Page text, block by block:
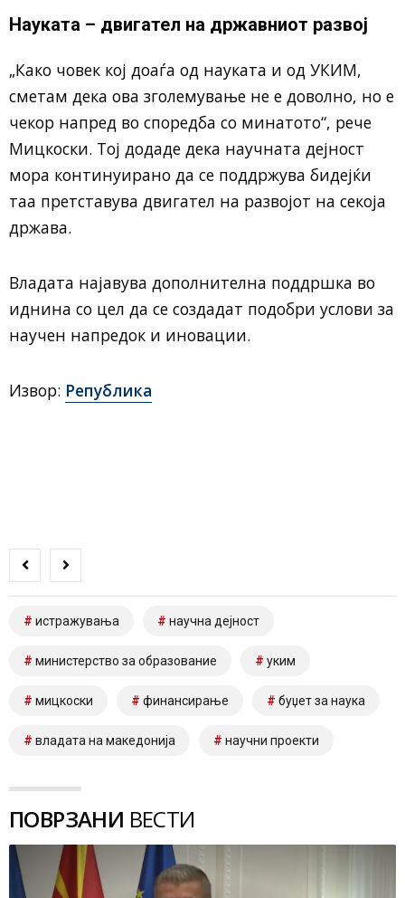
Науката – двигател на државниот развој
„Како човек кој доаѓа од науката и од УКИМ,
сметам дека ова зголемување не е доволно, но е
чекор напред во споредба со минатото“, рече
Мицкоски. Тој додаде дека научната дејност
мора континуирано да се поддржува бидејќи
таа претставува двигател на развојот на секоја
држава.
Владата најавува дополнителна поддршка во
иднина со цел да се создадат подобри услови за
научен напредок и иновации.
Извор: Република
истражувања научна дејност
министерство за образование уким
мицкоски финансирање буџет за наука
владата на македонија научни проекти
ПОВРЗАНИ ВЕСТИ